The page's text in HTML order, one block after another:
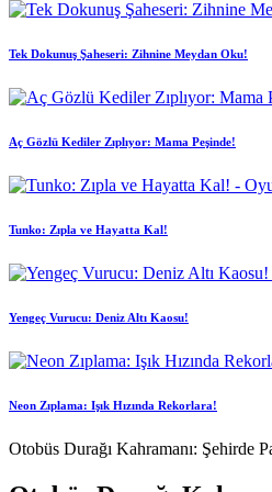
Tek Dokunuş Şaheseri: Zihnine Meydan Oku!
Aç Gözlü Kediler Zıplıyor: Mama Peşinde!
Tunko: Zıpla ve Hayatta Kal!
Yengeç Vurucu: Deniz Altı Kaosu!
Neon Zıplama: Işık Hızında Rekorlara!
Otobüs Durağı Kahramanı: Şehirde